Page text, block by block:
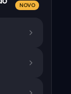
NOVO